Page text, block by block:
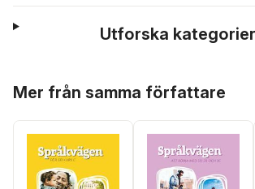
Utforska kategorier
Mer från samma författare